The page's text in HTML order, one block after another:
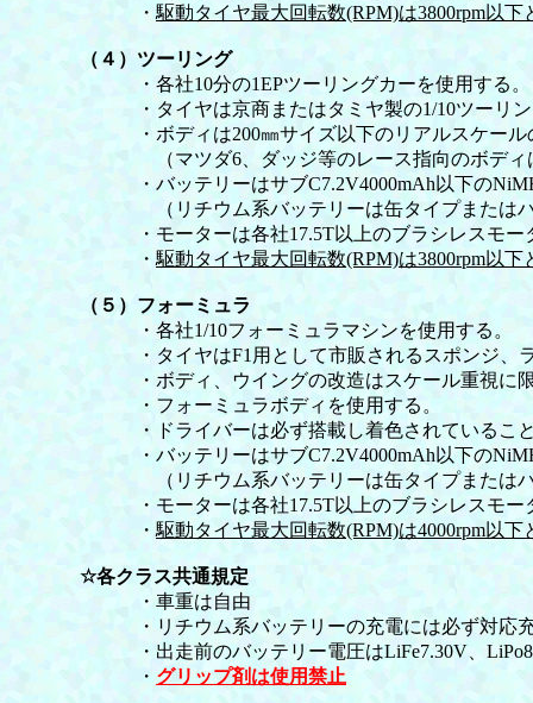
・ 駆動タイヤ最大回転数(RPM)は3800rpm以下
（４）ツーリング
・各社10分の1EPツーリングカーを使用する。
・タイヤは京商またはタミヤ製の1/10ツーリン
・ボディは200㎜サイズ以下のリアルスケール
（マツダ6、ダッジ等のレース指向のボディ
・バッテリーはサブC7.2V4000mAh以下のNiMH
（リチウム系バッテリーは缶タイプまたはハ
・モーターは各社17.5T以上のブラシレスモータ
・ 駆動タイヤ最大回転数(RPM)は3800rpm以下
（５）フォーミュラ
・各社1/10フォーミュラマシンを使用する。
・タイヤはF1用として市販されるスポンジ、ラ
・ボディ、ウイングの改造はスケール重視に限
・フォーミュラボディを使用する。
・ドライバーは必ず搭載し着色されているこ
・バッテリーはサブC7.2V4000mAh以下のNiMH
（リチウム系バッテリーは缶タイプまたはハ
・モーターは各社17.5T以上のブラシレスモータ
・ 駆動タイヤ最大回転数(RPM)は4000rpm以下
☆各クラス共通規定
・車重は自由
・リチウム系バッテリーの充電には必ず対応充
・出走前のバッテリー電圧はLiFe7.30V、
・ グリップ剤は使用禁止